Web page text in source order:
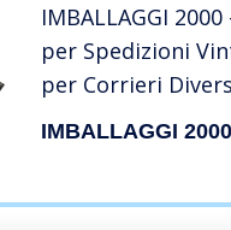
IMBALLAGGI
per Spedizioni
per Corrieri
Spedire Vestiti
IMBALLAGGI 2000